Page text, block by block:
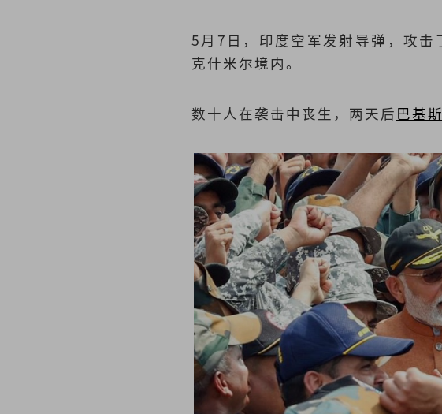
5月7日，印度空军发射导弹，攻
克什米尔境内。
数十人在袭击中丧生，两天后 巴基